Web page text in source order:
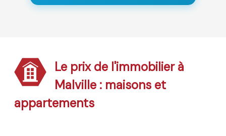
Le prix de l'immobilier à
Malville : maisons et
appartements